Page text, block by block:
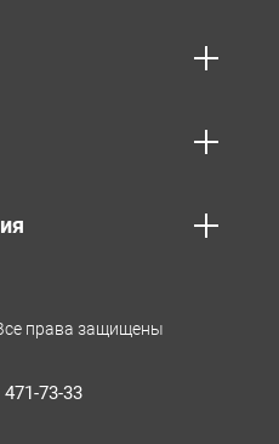
права защищены
73-33